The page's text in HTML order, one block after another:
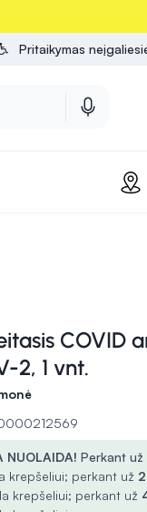
Pritaikymas
COVID
2, 1 vnt.
NUOLAIDA! Perkant už
krepšeliui; perkant už
krepšeliui; perkant už